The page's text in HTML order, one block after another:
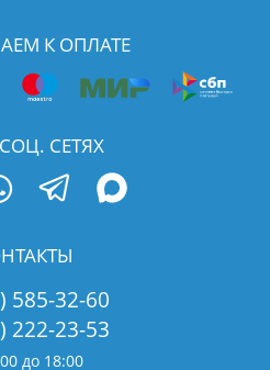
К ОПЛАТЕ
СЕТЯХ
585-32-60
222-23-53
до 18:00